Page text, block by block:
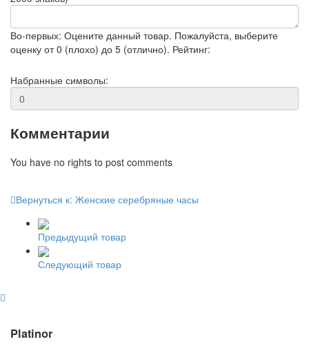
Во-первых: Оцените данный товар. Пожалуйста, выберите
оценку от 0 (плохо) до 5 (отлично). Рейтинг:
Набранные символы:
Комментарии
You have no rights to post comments
Вернуться к: Женские серебряные часы
Предыдущий товар
Следующий товар
Platinor